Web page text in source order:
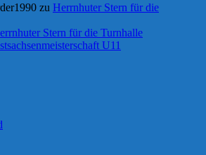
zu Herrnhuter Stern für die
Stern für die Turnhalle
U11